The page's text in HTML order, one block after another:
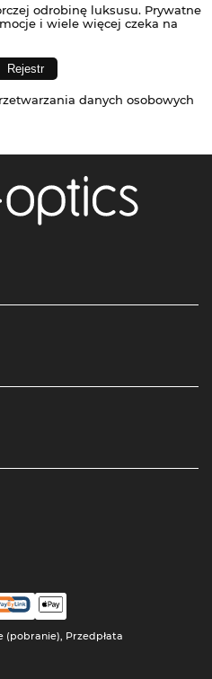
odrobinę luksusu. Prywatne
i wiele więcej czeka na
danych osobowych
(pobranie), Przedpłata